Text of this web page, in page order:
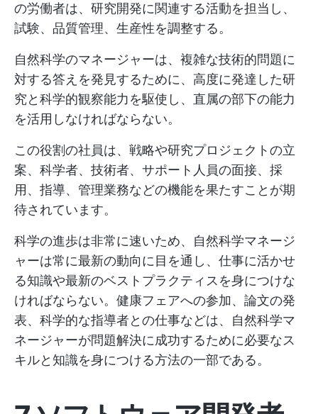
の労働者は、研究開発に関連する活動を担当し、
試験、品質管理、生産性を調整する。
自然科学のマネージャーは、複雑な技術的問題に
対する答えを発見するために、高度に発達した研
究と科学的観察能力を駆使し、直属の部下の能力
を活用しなければならない。
この役割の社員は、戦略や研究プロジェクトの立
案、科学者、技術者、サポート人員の面接、採
用、指導、管理業務などの機能を果たすことが期
待されています。
科学の進歩は非常に速いため、自然科学マネージ
ャーは常に最新の動向に目を通し、仕事に活かせ
る知識や最新のベストプラクティスを身につけな
ければならない。健康フェアへの参加、論文の発
表、科学的な指導者との仕事などは、自然科学マ
ネージャーが問題解決に成功するために必要なス
キルと知識を身につける方法の一部である。